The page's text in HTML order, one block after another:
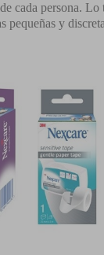
cada persona.
pequeñas y